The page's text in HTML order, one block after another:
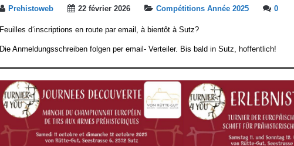
Prehistoweb 22 février 2026 Compétitions Année 2025 0
Feuilles d‘inscriptions en route par email, à bientôt à Sutz?
Die Anmeldungsschreiben folgen per email- Verteiler. Bis bald in Sutz, hoffentlich!